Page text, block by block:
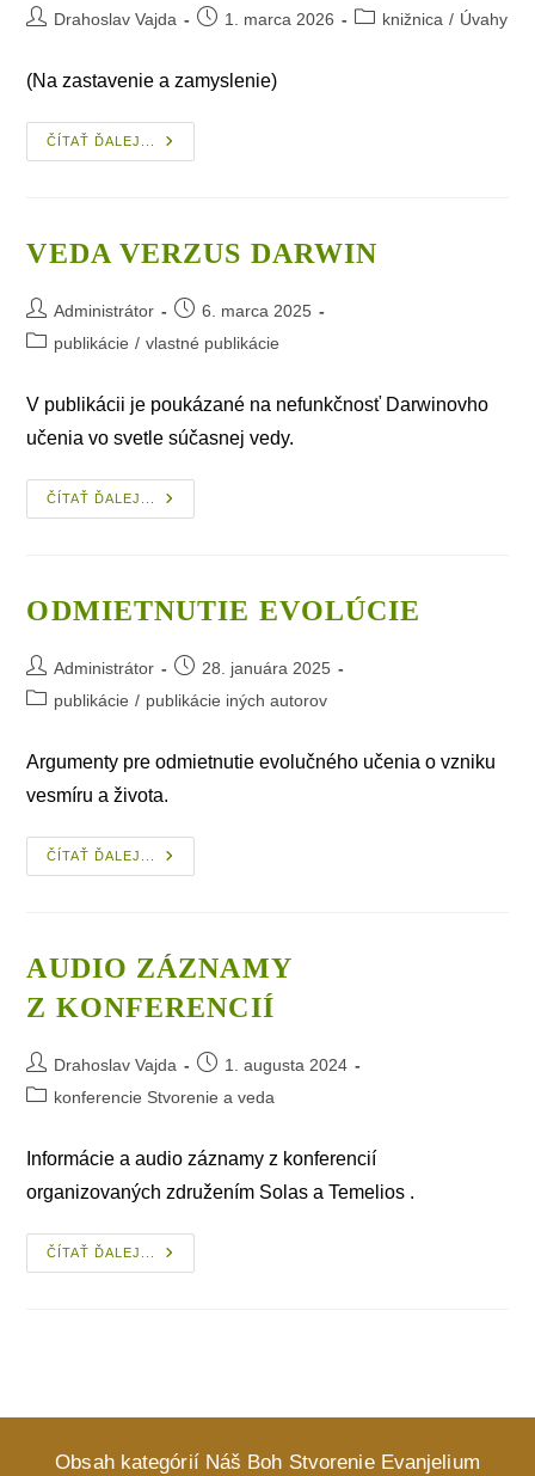
PostDrahoslav Vajda
Post1. marca 2026
Postknižnica / Úvahy
(Na zastavenie a zamyslenie)
ČÍTAŤ ĎALEJ...
Drobnosti,
Ale
VEDA VERZUS DARWIN
Post
author:
Administrátor
Post
published:
6. marca 2025
Postpublikácie / vlastné publikácie
V publikácii je poukázané na nefunkčnosť Darwinovho
učenia vo svetle súčasnej vedy.
ČÍTAŤ ĎALEJ...
Veda
Verzus
ODMIETNUTIE EVOLÚCIE
Post
author:
Administrátor
Post
published:
28. januára 2025
Postpublikácie / publikácie iných autorov
Argumenty pre odmietnutie evolučného učenia o vzniku
vesmíru a života.
ČÍTAŤ ĎALEJ...
Odmietnutie
Evolúcie
AUDIO ZÁZNAMY
Z KONFERENCIÍ
Post
author:
Drahoslav Vajda
Post
published:
1. augusta 2024
Postkonferencie Stvorenie a veda
Informácie a audio záznamy z konferencií
organizovaných združením Solas a Temelios .
ČÍTAŤ ĎALEJ...
Audio
Záznamy
Obsah kategórií Náš Boh Stvorenie Evanjelium